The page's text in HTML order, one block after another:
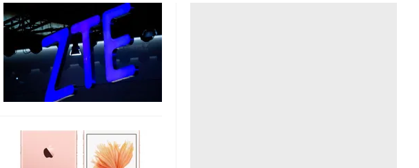
Video
Shorts video
Podcast
EMagazine
Photo
Infographic